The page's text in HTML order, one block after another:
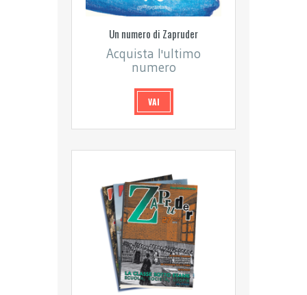
Un numero di Zapruder
Acquista l'ultimo
numero
VAI